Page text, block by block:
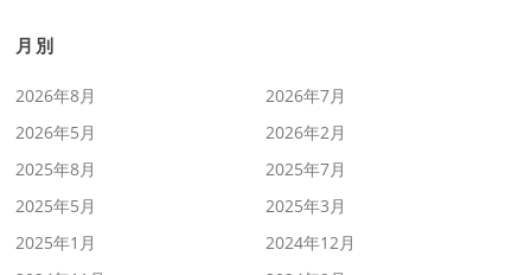
月別
2026年8月
2026年7月
2026年5月
2026年2月
2025年8月
2025年7月
2025年5月
2025年3月
2025年1月
2024年12月